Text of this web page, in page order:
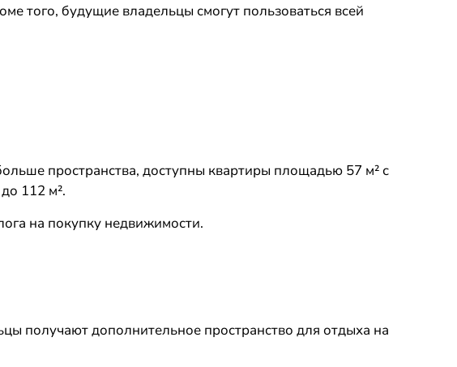
того, будущие владельцы смогут пользоваться всей
пространства, доступны квартиры площадью 57 м² с
112 м².
на покупку недвижимости.
получают дополнительное пространство для отдыха на